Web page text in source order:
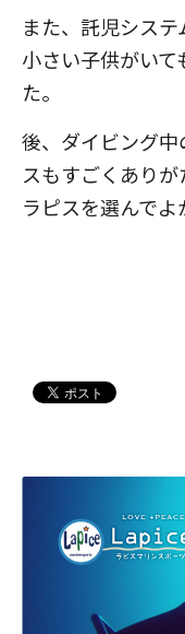
また、託児システ
小さい子供がい
た。
後、ダイビング
スもすごくありが
ラピスを選んでよ